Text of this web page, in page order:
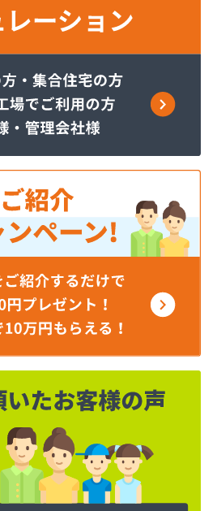
ス株式会社 名古屋営業所
式会社 尾張営業所
ス
城営業所
本部・ホームガス
ホームガス 名古屋西営業所
尾張旭営業所
会社 リボンガス
・プロパンガス
ン
会社名古屋店